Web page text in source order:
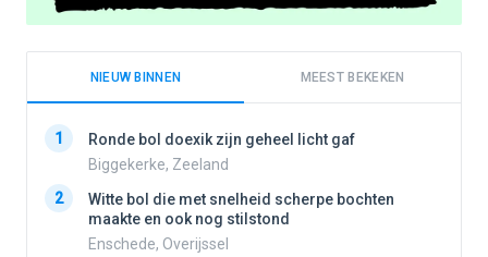
NIEUW BINNEN MEEST BEKEKEN
1
Ronde bol doexik zijn geheel licht gaf
Biggekerke, Zeeland
2
Witte bol die met snelheid scherpe bochten
maakte en ook nog stilstond
Enschede, Overijssel